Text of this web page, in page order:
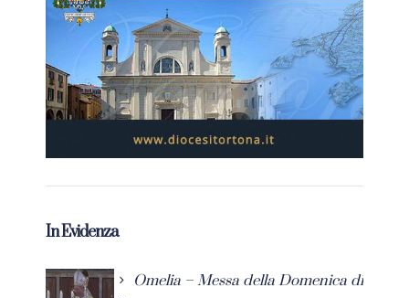
In Evidenza
Omelia – Messa della Domenica di